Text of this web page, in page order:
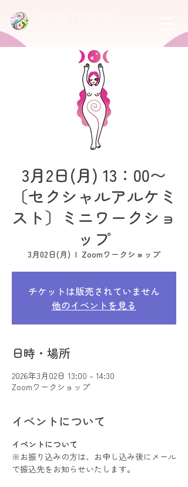
3月2日(月) 13：00〜
〔セクシャルアルケミ
スト〕ミニワークショ
ップ
3月02日(月)
  |
Zoomワークショップ
チケットは販売されていません
他のイベントを見る
日時・場所
2026年3月02日 13:00 – 14:30
Zoomワークショップ
イベントについて
イベントについて
※お振り込みの方は、お申し込み後にメール
で振込先をお知らせいたします。